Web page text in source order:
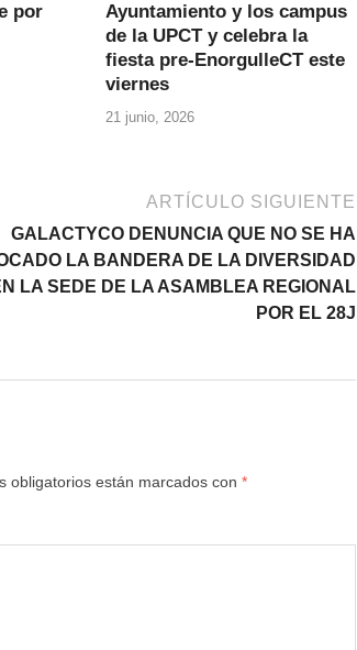
por
Ayuntamiento y los campus
de la UPCT y celebra la
fiesta pre-EnorgulleCT este
viernes
21 junio, 2026
ARTÍCULO SIGUIENTE
GALACTYCO DENUNCIA QUE NO SE HA
LA BANDERA DE LA DIVERSIDAD
LA SEDE DE LA ASAMBLEA REGIONAL
POR EL 28J
obligatorios están marcados con *